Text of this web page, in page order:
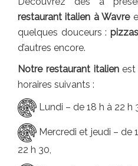
restaurant italien à Wavre
quelques douceurs :
d’autres encore.
Notre restaurant italienest
horaires suivants :
Lundi – de 18 h à 22 h
Mercredi et jeudi – de
22 h 30,